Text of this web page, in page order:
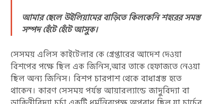
আমার ছেলে উইলিয়ামের বাড়িতে কিলকেনি শহরের সমস্ত
সম্পদ হেঁটে হেঁটে আসুক।
সেসময় এলিস কাইটেলার কে গ্রেপ্তারের আদেশ দেওয়া
বিশপের পক্ষে ছিল এক জিনিস,আর তাকে হেফাজতে নেওয়া
ছিল অন্য জিনিস। বিশপ চারপাশ থেকে বাধাগ্রস্ত হতে
থাকেন। কারণ সেসময় পর্যন্ত আয়ারল্যান্ডে জাদুবিদ্যা বা